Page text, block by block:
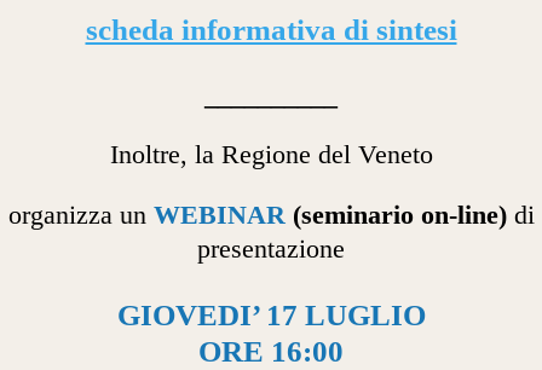
scheda informativa di sintesi
Inoltre, la Regione del Veneto
organizza un WEBINAR(seminario on-line)di
presentazione
GIOVEDI’ 17 LUGLIO
ORE 16:00